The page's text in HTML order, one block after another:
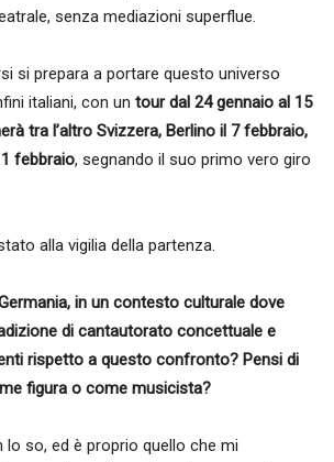
senza mediazioni superflue.
si prepara a portare questo universo
italiani, con un tour dal 24 gennaio al 15
tra l’altro Svizzera, Berlino il 7 febbraio,
febbraio, segnando il suo primo vero giro
alla vigilia della partenza.
in un contesto culturale dove
di cantautorato concettuale e
rispetto a questo confronto? Pensi di
figura o come musicista?
lo so, ed è proprio quello che mi